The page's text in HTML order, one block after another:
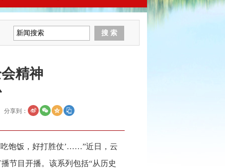
精神
分享到：
饱饭，好打胜仗’……”近日，云
节目开播。该系列包括“从历史